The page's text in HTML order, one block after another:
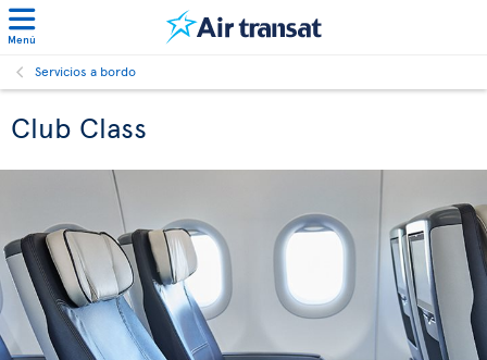
Menú
Servicios a bordo
Club Class